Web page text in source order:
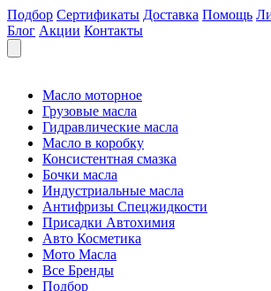
Подбор Сертификаты Доставка Помощь
Блог Акции Контакты
Масло моторное
Грузовые масла
Гидравлические масла
Масло в коробку
Консистентная смазка
Бочки масла
Индустриальные масла
Антифризы Спецжидкости
Присадки Автохимия
Авто Косметика
Мото Масла
Все Бренды
Подбор